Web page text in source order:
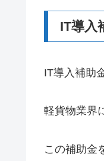
IT導入
IT導入補助
軽貨物業界
この補助金